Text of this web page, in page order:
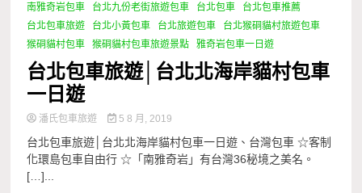
南雅奇岩包車
台北九份老街旅遊包車 台北包車
台北包車推薦
台北包車旅遊
台北小黃包車 台北旅遊包車
台北猴硐貓村旅遊包車
猴硐貓村包車
猴硐貓村包車旅遊景點 雅奇岩包車一日遊
台北包車旅遊│台北北海岸貓村包車
一日遊
潘氏包車旅遊 5 8 月, 2019
台北包車旅遊│台北北海岸貓村包車一日遊、台灣包車 ☆客制
化環島包車自由行 ☆「南雅奇岩」有台灣36秘境之美名。
[…]...